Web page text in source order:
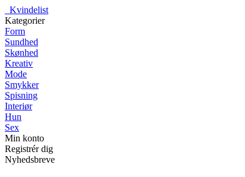
Kvindelist
Kategorier
Form
Sundhed
Skønhed
Kreativ
Mode
Smykker
Spisning
Interiør
Hun
Sex
Min konto
Registrér dig
Nyhedsbreve